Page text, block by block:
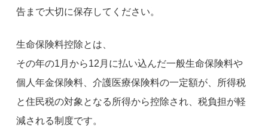
告まで大切に保存してください。
生命保険料控除とは、
その年の1月から12月に払い込んだ一般生命保険料や
個人年金保険料、介護医療保険料の一定額が、所得税
と住民税の対象となる所得から控除され、税負担が軽
減される制度です。